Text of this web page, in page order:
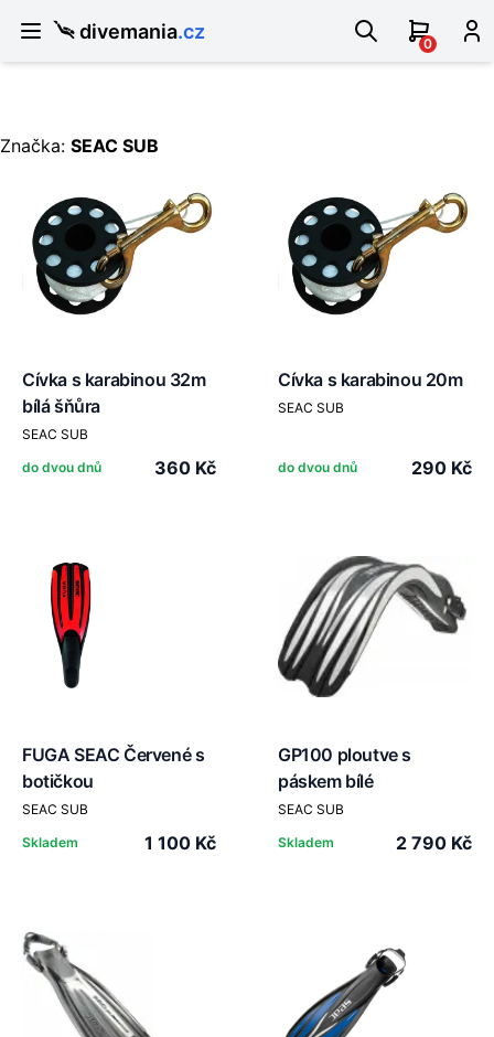
divemania.cz
0
Značka: SEAC SUB
Cívka s karabinou 32m
bílá šňůra
SEAC SUB
do dvou dnů
360 Kč
Cívka s karabinou 20m
SEAC SUB
do dvou dnů 290 Kč
FUGA SEAC Červené s
botičkou
SEAC SUB
Skladem
1 100 Kč
GP100 ploutve s
páskem bílé
SEAC SUB
Skladem
2 790 Kč